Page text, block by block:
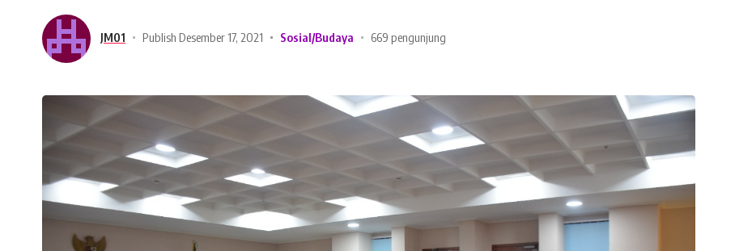
JM01 Publish Desember 17, 2021 Sosial/Budaya 669 pengunjung